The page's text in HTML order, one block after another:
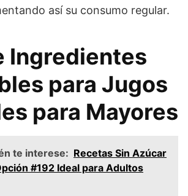
así su consumo regular.
Ingredientes
para Jugos
para Mayores
te interese: Recetas Sin Azúcar
#192 Ideal para Adultos